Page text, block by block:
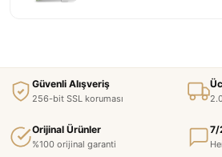
Güvenli Alışveriş
256-bit SSL koruması
Orijinal Ürünler
%100 orijinal garanti
7/